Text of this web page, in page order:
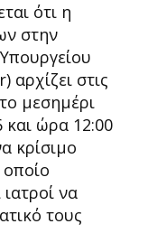
ότι η
στην
στις
μεσημέρι
και ώρα 12:00
κρίσιμο
να
τους